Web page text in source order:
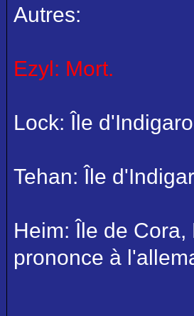
Autres:
Ezyl: Mort.
Lock: Île
Tehan: Île
Heim: Île de
prononce à